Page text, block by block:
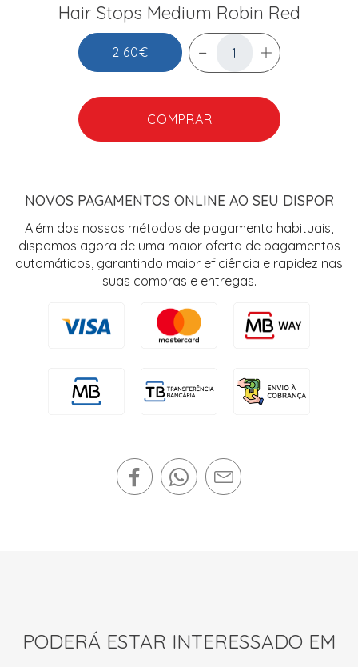
Hair Stops Medium Robin Red
2.60€
COMPRAR
NOVOS PAGAMENTOS ONLINE AO SEU DISPOR
Além dos nossos métodos de pagamento habituais,
dispomos agora de uma maior oferta de pagamentos
automáticos, garantindo maior eficiência e rapidez nas
suas compras e entregas.
PODERÁ ESTAR INTERESSADO EM